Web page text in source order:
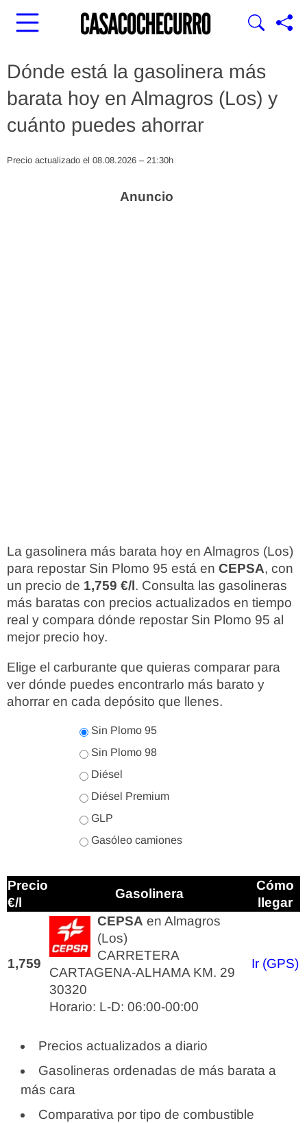
Dónde está la gasolinera más
barata hoy en Almagros (Los) y
cuánto puedes ahorrar
Precio actualizado el 08.08.2026 – 21:30h
La gasolinera más barata hoy en Almagros (Los)
para repostar Sin Plomo 95 está en CEPSA, con
un precio de 1,759 €/l. Consulta las gasolineras
más baratas con precios actualizados en tiempo
real y compara dónde repostar Sin Plomo 95 al
mejor precio hoy.
Elige el carburante que quieras comparar para
ver dónde puedes encontrarlo más barato y
ahorrar en cada depósito que llenes.
Sin Plomo 95
Sin Plomo 98
Diésel
Diésel Premium
GLP
Gasóleo camiones
Precio
€/l
Gasolinera
Cómo
llegar
1,759
CEPSA en Almagros
(Los)
CARRETERA
CARTAGENA-ALHAMA KM. 29
30320
Horario: L-D: 06:00-00:00
Ir (GPS)
Precios actualizados a diario
Gasolineras ordenadas de más barata a
más cara
Comparativa por tipo de combustible